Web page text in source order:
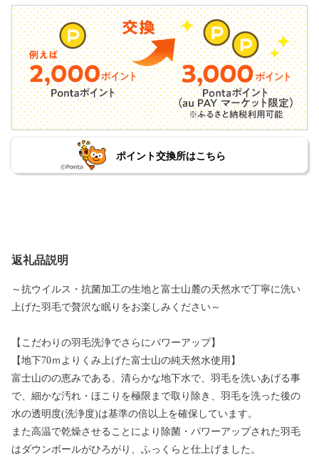
ポイント交換所はこちら
返礼品説明
～抗ウイルス・抗菌加工の生地と富士山麓の天然水で丁寧に洗い
上げた羽毛で贅沢な眠りをお楽しみください～
【こだわりの羽毛洗浄でさらにパワーアップ】
【地下70ｍよりくみ上げた富士山の純天然水使用】
富士山のの恵みである、清らかな地下水で、羽毛を洗いあげる事
で、細かな汚れ・ほこりを極限まで取り除き、羽毛を洗った後の
水の透明度(洗浄度)は基準の倍以上を確保しています。
また高温で乾燥させることにより除菌・パワーアップされた羽毛
はダウンボールがひろがり、ふっくらと仕上げました。